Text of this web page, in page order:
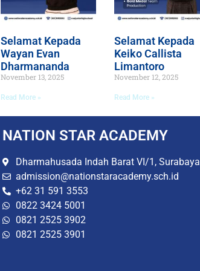
Selamat Kepada
Wayan Evan
Dharmananda
November 13, 2025
Read More »
Selamat Kepada
Keiko Callista
Limantoro
November 12, 2025
Read More »
NATION STAR ACADEMY
Dharmahusada Indah Barat VI/1, Surabaya
admission@nationstaracademy.sch.id
+62 31 591 3553
0822 3424 5001
0821 2525 3902
0821 2525 3901